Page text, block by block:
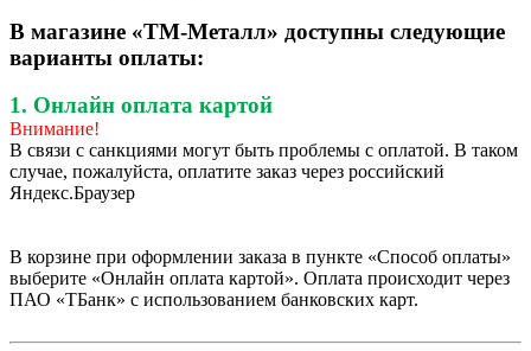
В магазине «ТМ-Металл» доступны следующие
варианты оплаты:
1. Онлайн оплата картой
Внимание!
В связи с санкциями могут быть проблемы с оплатой. В таком
случае, пожалуйста, оплатите заказ через российский
Яндекс.Браузер
В корзине при оформлении заказа в пункте «Способ оплаты»
выберите «Онлайн оплата картой». Оплата происходит через
ПАО «ТБанк» с использованием банковских карт.